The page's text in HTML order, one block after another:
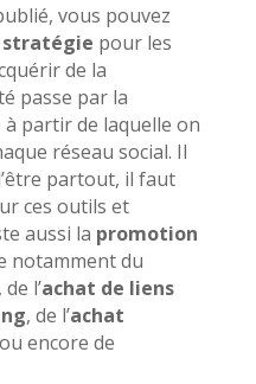
vous pouvez
stratégie pour les
de la
passe par la
partir de laquelle on
réseau social. Il
partout, il faut
ces outils et
aussi la promotion
notamment du
, de l’achat de liens
, de l’achat
encore de